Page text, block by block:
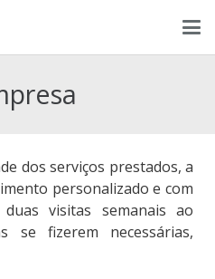
dos serviços prestados, a
personalizado e com
visitas semanais ao
se fizerem necessárias,